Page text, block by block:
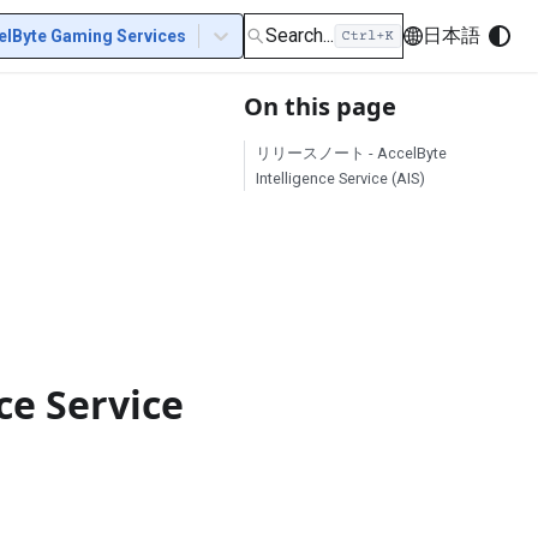
Gaming Services Search... 日本語
Service
On this page
リリースノート - AccelByte
Intelligence Service (AIS)